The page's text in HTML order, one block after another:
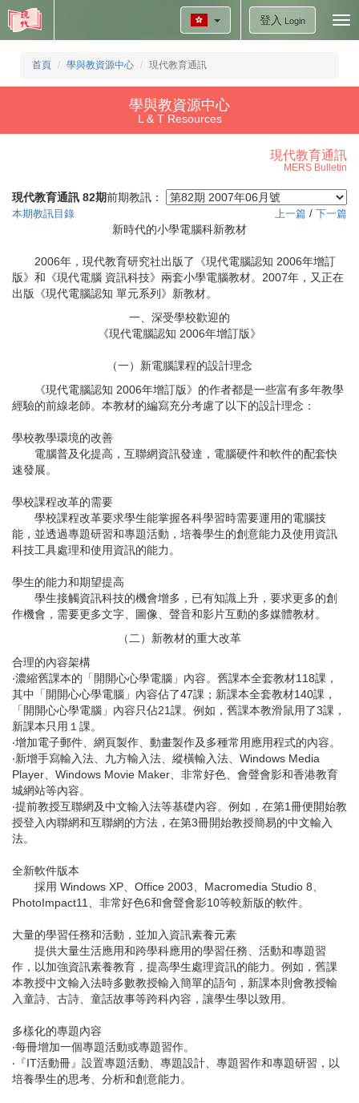
登入 Login
首頁 學與教資源中心 現代教育通訊
學與教資源中心
L & T Resources
現代教育通訊
MERS Bulletin
現代教育通訊 82期前期教訊：
本期教訊目錄 上一篇 / 下一篇
新時代的小學電腦科新教材
2006年，現代教育研究社出版了《現代電腦認知 2006年增訂
版》和《現代電腦 資訊科技》兩套小學電腦教材。2007年，又正在
出版《現代電腦認知 單元系列》新教材。
一、深受學校歡迎的
《現代電腦認知 2006年增訂版》
（一）新電腦課程的設計理念
《現代電腦認知 2006年增訂版》的作者都是一些富有多年教學
經驗的前線老師。本教材的編寫充分考慮了以下的設計理念：
學校教學環境的改善
電腦普及化提高，互聯網資訊發達，電腦硬件和軟件的配套快
速發展。
學校課程改革的需要
學校課程改革要求學生能掌握各科學習時需要運用的電腦技
能，並透過專題研習和專題活動，培養學生的創意能力及使用資訊
科技工具處理和使用資訊的能力。
學生的能力和期望提高
學生接觸資訊科技的機會增多，已有知識上升，要求更多的創
作機會，需要更多文字、圖像、聲音和影片互動的多媒體教材。
（二）新教材的重大改革
合理的內容架構
‧濃縮舊課本的「開開心心學電腦」內容。舊課本全套教材118課，
其中「開開心心學電腦」內容佔了47課；新課本全套教材140課，
「開開心心學電腦」內容只佔21課。例如，舊課本教滑鼠用了3課，
新課本只用１課。
‧增加電子郵件、網頁製作、動畫製作及多種常用應用程式的內容。
‧新增手寫輸入法、九方輸入法、縱橫輸入法、Windows Media
Player、Windows Movie Maker、非常好色、會聲會影和香港教育
城網站等內容。
‧提前教授互聯網及中文輸入法等基礎內容。例如，在第1冊便開始教
授登入內聯網和互聯網的方法，在第3冊開始教授簡易的中文輸入
法。
全新軟件版本
採用 Windows XP、Office 2003、Macromedia Studio 8、
PhotoImpact11、非常好色6和會聲會影10等較新版的軟件。
大量的學習任務和活動，並加入資訊素養元素
提供大量生活應用和跨學科應用的學習任務、活動和專題習
作，以加強資訊素養教育，提高學生處理資訊的能力。例如，舊課
本教授中文輸入法時多數教授輸入簡單的語句，新課本則會教授輸
入童詩、古詩、童話故事等跨科內容，讓學生學以致用。
多樣化的專題內容
‧每冊增加一個專題活動或專題習作。
‧『IT活動冊』設置專題活動、專題設計、專題習作和專題研習，以
培養學生的思考、分析和創意能力。